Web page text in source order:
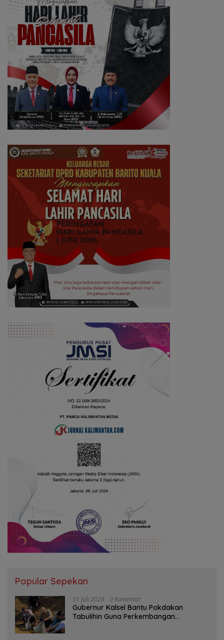
Popular Sepekan
31 Juli 2026 0 Komentar
Gubernur Kalsel Bantu Pokdakan
Tabulihin Guna Perkembangan